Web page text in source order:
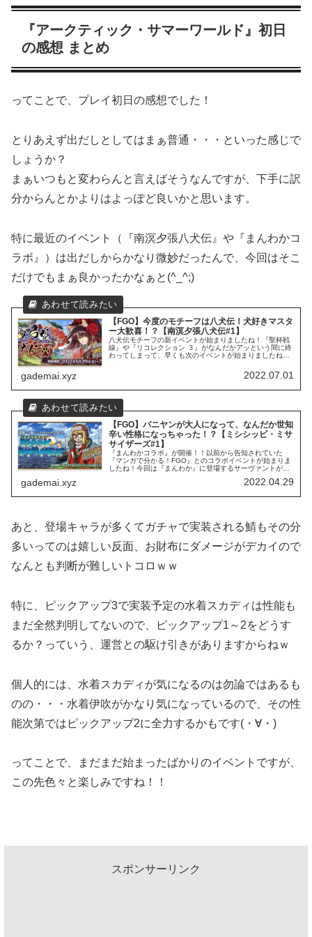
『アークティック・サマーワールド』初日
の感想 まとめ
ってことで、プレイ初日の感想でした！
とりあえず出だしとしてはまぁ普通・・・といった感じで
しょうか？
まぁいつもと変わらんと言えばそうなんですが、下手に訳
分からんとかよりはよっぽど良いかと思います。
特に最近のイベント（『南溟夕張八犬伝』や『まんわかコ
ラボ』）は出だしからかなり微妙だったんで、今回はそこ
だけでもまぁ良かったかなぁと(^_^;)
【FGO】今度のモチーフは八犬伝！犬好きマスタ
ー大歓喜！？【南溟夕張八犬伝#1】
八犬伝モチーフの新イベントが始まりましたね！『聖杯戦
線』や『リコレクション ３』がなんだかアッという間に終
わってしまって、早くも次のイベントが始まりましたね！
gademai.xyz 2022.07.01
【FGO】バニヤンが大人になって、なんだか世知
辛い性格になっちゃった！？【ミシシッピ・ミサ
サイザーズ#1】
『まんわかコラボ』が開催！！以前から告知されていた
『マンガで分かる！FGO』とのコラボイベントが始まりま
したね！今回は『まんわか』に登場するサーヴァントが主
gademai.xyz 2022.04.29
あと、登場キャラが多くてガチャで実装される鯖もその分
多いってのは嬉しい反面、お財布にダメージがデカイので
なんとも判断が難しいトコロｗｗ
特に、ピックアップ3で実装予定の水着スカディは性能も
まだ全然判明してないので、ピックアップ1～2をどうす
るか？っていう、運営との駆け引きがありますからねｗ
個人的には、水着スカディが気になるのは勿論ではあるも
のの・・・水着伊吹がかなり気になっているので、その性
能次第ではピックアップ2に全力するかもです(・∀・)
ってことで、まだまだ始まったばかりのイベントですが、
この先色々と楽しみですね！！
スポンサーリンク